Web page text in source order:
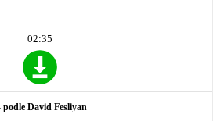
02:35
podle David Fesliyan